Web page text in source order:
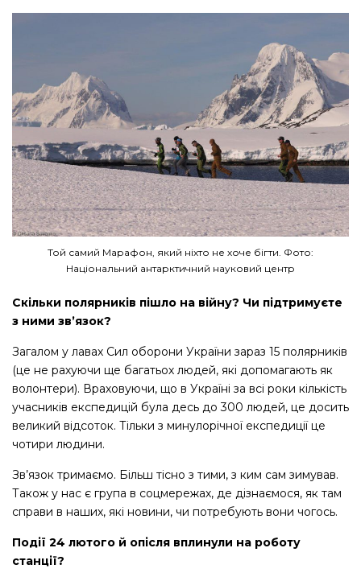
Той самий Марафон, який ніхто не хоче бігти. Фото:
Національний антарктичний науковий центр
Скільки полярників пішло на війну? Чи підтримуєте
з ними зв’язок?
Загалом у лавах Сил оборони України зараз 15 полярників
(це не рахуючи ще багатьох людей, які допомагають як
волонтери). Враховуючи, що в Україні за всі роки кількість
учасників експедицій була десь до 300 людей, це досить
великий відсоток. Тільки з минулорічної експедиції це
чотири людини.
Зв’язок тримаємо. Більш тісно з тими, з ким сам зимував.
Також у нас є група в соцмережах, де дізнаємося, як там
справи в наших, які новини, чи потребують вони чогось.
Події 24 лютого й опісля вплинули на роботу
станції?